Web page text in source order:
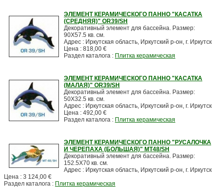
ЭЛЕМЕНТ КЕРАМИЧЕСКОГО ПАННО "КАСАТКА
(СРЕДНЯЯ)" OR39/SH
Декоративный элемент для бассейна. Размер:
90X57.5 кв. см.
Адрес : Иркутская область, Иркутский р-он, г. Иркутск
Цена : 818,00 €
Раздел каталога : Плитка керамическая
ЭЛЕМЕНТ КЕРАМИЧЕСКОГО ПАННО "КАСАТКА
(МАЛАЯ)" OR39/SH
Декоративный элемент для бассейна. Размер:
50X32.5 кв. см.
Адрес : Иркутская область, Иркутский р-он, г. Иркутск
Цена : 492,00 €
Раздел каталога : Плитка керамическая
ЭЛЕМЕНТ КЕРАМИЧЕСКОГО ПАННО "РУСАЛОЧКА
И ЧЕРЕПАХА (БОЛЬШАЯ)" MT48/SH
Декоративный элемент для бассейна. Размер:
152.5X70 кв. см.
Адрес : Иркутская область, Иркутский р-он, г. Иркутск
Цена : 3 124,00 €
Раздел каталога : Плитка керамическая